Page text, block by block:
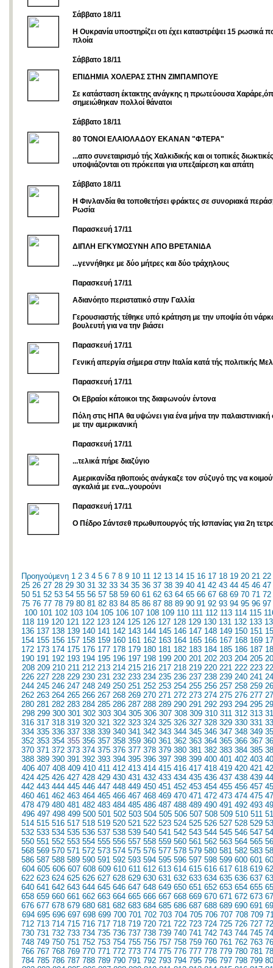
Σάββατο 18/11
H Ουκρανία υποστηρίζει οτι έχει καταστρέψει 15 ρωσικά
πλοία
Σάββατο 18/11
ΕΠΙΔΗΜΙΑ ΧΟΛΕΡΑΣ ΣΤΗΝ ΖΙΜΠΑΜΠΟΥΕ
Σε κατάσταση έκτακτης ανάγκης η πρωτεύουσα
σημειώθηκαν πολλοί θάνατοι
Σάββατο 18/11
80 TONOI ΕΛΑΙΟΛΑΔΟΥ ΕΚΑΝΑΝ "ΦΤΕΡΑ"
...απο συνεταιρισμό τής Χαλκιδικής και οι τοπικές
υποψιάζονται οτι πρόκειται για υπεξαίρεση και απάτη
Σάββατο 18/11
Η Φινλανδία θα τοποθετήσει φράκτες σε συνοριακά
Ρωσία
Παρασκευή 17/11
ΔΙΠΛΗ ΕΓΚΥΜΟΣΥΝΗ ΑΠΟ ΒΡEΤΑΝΙΔΑ
...γεννήθηκε με δύο μήτρες και δύο τράχηλους
Παρασκευή 17/11
Αδιανόητο περιστατικό στην Γαλλία
Γερουσιαστής τέθηκε υπό κράτηση με την υποψία ότι
βουλευτή για να την βιάσει
Παρασκευή 17/11
Γενική απεργία σήμερα στην Ιταλία κατά τής πολιτικής
Παρασκευή 17/11
Οι Εβραίοι κάτοικοι της διαφωνούν έντονα
Πόλη στις ΗΠΑ θα υψώνει για ένα μήνα την παλαιστινιακή
με την αμερικανική
Παρασκευή 17/11
...τελικά πήρε διαζύγιο
Αμερικανίδα ηθοποιός ανάγκαζε τον σύζυγό της να
αγκαλιά με ενα...γουρούνι
Παρασκευή 17/11
O Πέδρο Σάντσεθ πρωθυπουργός τής Ισπανίας για 2η
Προηγούμενη 1 2 3 4 5 6 7 8 9 10 11 12 13 14 15 16 17 18 19 20 21 22
25 26 27 28 29 30 31 32 33 34 35 36 37 38 39 40 41 42 43 44 45 46 47
50 51 52 53 54 55 56 57 58 59 60 61 62 63 64 65 66 67 68 69 70 71 72
75 76 77 78 79 80 81 82 83 84 85 86 87 88 89 90 91 92 93 94 95 96 97
100 101 102 103 104 105 106 107 108 109 110 111 112 113 114 115
118 119 120 121 122 123 124 125 126 127 128 129 130 131 132 133
136 137 138 139 140 141 142 143 144 145 146 147 148 149 150 151
154 155 156 157 158 159 160 161 162 163 164 165 166 167 168 169
172 173 174 175 176 177 178 179 180 181 182 183 184 185 186 187
190 191 192 193 194 195 196 197 198 199 200 201 202 203 204 205
208 209 210 211 212 213 214 215 216 217 218 219 220 221 222 223
226 227 228 229 230 231 232 233 234 235 236 237 238 239 240 241
244 245 246 247 248 249 250 251 252 253 254 255 256 257 258 259
262 263 264 265 266 267 268 269 270 271 272 273 274 275 276 277
280 281 282 283 284 285 286 287 288 289 290 291 292 293 294 295
298 299 300 301 302 303 304 305 306 307 308 309 310 311 312 313
316 317 318 319 320 321 322 323 324 325 326 327 328 329 330 331
334 335 336 337 338 339 340 341 342 343 344 345 346 347 348 349
352 353 354 355 356 357 358 359 360 361 362 363 364 365 366 367
370 371 372 373 374 375 376 377 378 379 380 381 382 383 384 385
388 389 390 391 392 393 394 395 396 397 398 399 400 401 402 403
406 407 408 409 410 411 412 413 414 415 416 417 418 419 420 421
424 425 426 427 428 429 430 431 432 433 434 435 436 437 438 439
442 443 444 445 446 447 448 449 450 451 452 453 454 455 456 457
460 461 462 463 464 465 466 467 468 469 470 471 472 473 474 475
478 479 480 481 482 483 484 485 486 487 488 489 490 491 492 493
496 497 498 499 500 501 502 503 504 505 506 507 508 509 510 511
514 515 516 517 518 519 520 521 522 523 524 525 526 527 528 529
532 533 534 535 536 537 538 539 540 541 542 543 544 545 546 547
550 551 552 553 554 555 556 557 558 559 560 561 562 563 564 565
568 569 570 571 572 573 574 575 576 577 578 579 580 581 582 583
586 587 588 589 590 591 592 593 594 595 596 597 598 599 600 601
604 605 606 607 608 609 610 611 612 613 614 615 616 617 618 619
622 623 624 625 626 627 628 629 630 631 632 633 634 635 636 637
640 641 642 643 644 645 646 647 648 649 650 651 652 653 654 655
658 659 660 661 662 663 664 665 666 667 668 669 670 671 672 673
676 677 678 679 680 681 682 683 684 685 686 687 688 689 690 691
694 695 696 697 698 699 700 701 702 703 704 705 706 707 708 709
712 713 714 715 716 717 718 719 720 721 722 723 724 725 726 727
730 731 732 733 734 735 736 737 738 739 740 741 742 743 744 745
748 749 750 751 752 753 754 755 756 757 758 759 760 761 762 763
766 767 768 769 770 771 772 773 774 775 776 777 778 779 780 781
784 785 786 787 788 789 790 791 792 793 794 795 796 797 798 799